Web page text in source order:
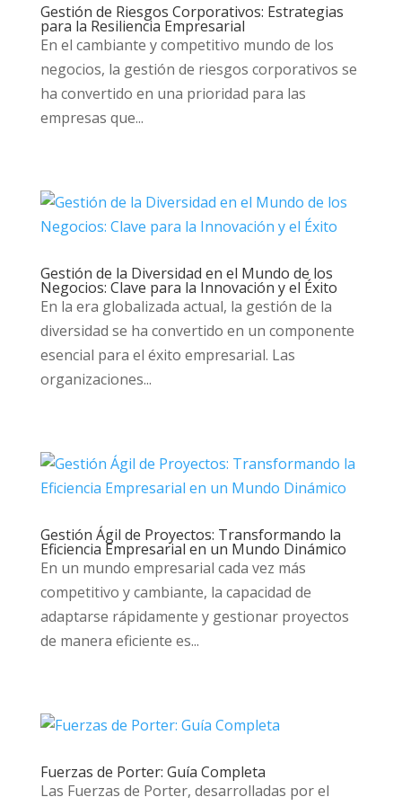
Gestión de Riesgos Corporativos: Estrategias
para la Resiliencia Empresarial
En el cambiante y competitivo mundo de los
negocios, la gestión de riesgos corporativos se
ha convertido en una prioridad para las
empresas que...
Gestión de la Diversidad en el Mundo de los
Negocios: Clave para la Innovación y el Éxito
En la era globalizada actual, la gestión de la
diversidad se ha convertido en un componente
esencial para el éxito empresarial. Las
organizaciones...
Gestión Ágil de Proyectos: Transformando la
Eficiencia Empresarial en un Mundo Dinámico
En un mundo empresarial cada vez más
competitivo y cambiante, la capacidad de
adaptarse rápidamente y gestionar proyectos
de manera eficiente es...
Fuerzas de Porter: Guía Completa
Las Fuerzas de Porter, desarrolladas por el